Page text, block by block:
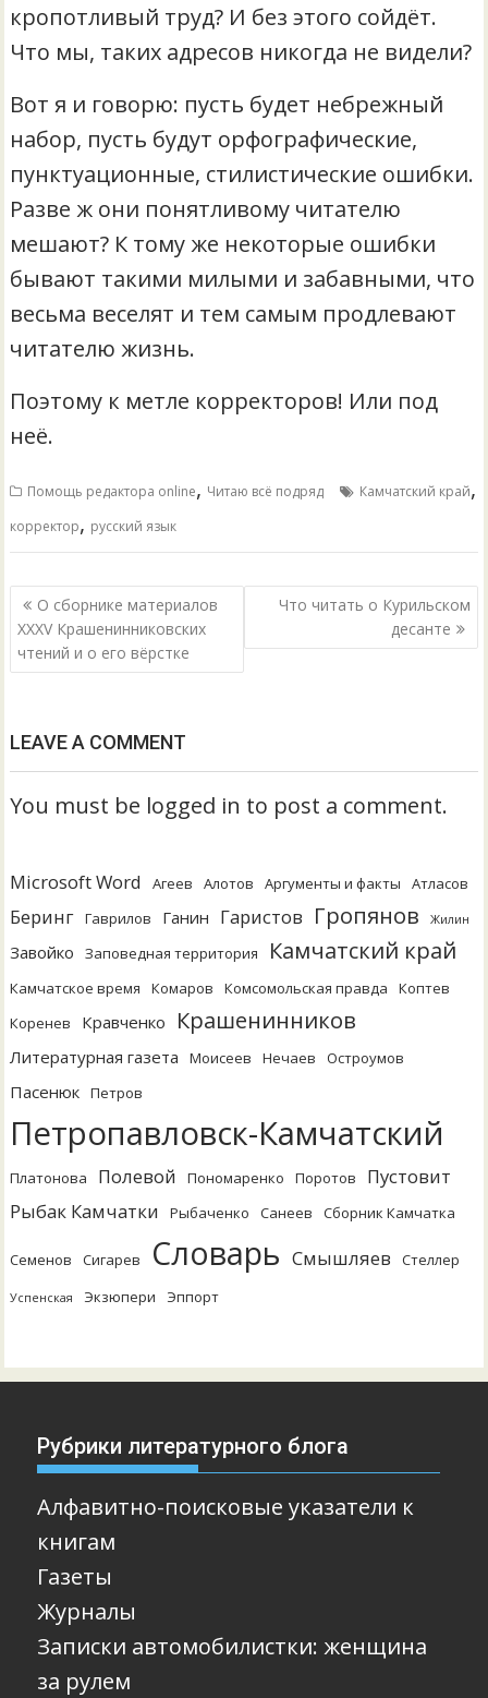
кропотливый труд? И без этого сойдёт.
Что мы, таких адресов никогда не видели?
Вот я и говорю: пусть будет небрежный
набор, пусть будут орфографические,
пунктуационные, стилистические ошибки.
Разве ж они понятливому читателю
мешают? К тому же некоторые ошибки
бывают такими милыми и забавными, что
весьма веселят и тем самым продлевают
читателю жизнь.
Поэтому к метле корректоров! Или под
неё.
Помощь редактора online, Читаю всё подряд Камчатский край,
корректор, русский язык
Навигация
по
записям
О сборнике материалов
XXXV Крашенинниковских
чтений и о его вёрстке
Что читать о Курильском
десанте
LEAVE A COMMENT
You must be logged in to post a comment.
Microsoft Word Агеев Алотов Аргументы и факты Атласов
Беринг Гаврилов Ганин Гаристов Гропянов Жилин
Завойко Заповедная территория Камчатский край
Камчатское время Комаров Комсомольская правда
Коптев
Коренев
Кравченко Крашенинников
Литературная газета Моисеев Нечаев Остроумов
Пасенюк Петров
Петропавловск-Камчатский
Платонова Полевой Пономаренко Поротов
Пустовит
Рыбак Камчатки
Рыбаченко Санеев Сборник Камчатка
Семенов Сигарев Словарь Смышляев Стеллер
Успенская Экзюпери Эппорт
Рубрики литературного блога
Алфавитно-поисковые указатели к
книгам
Газеты
Журналы
Записки автомобилистки: женщина
за рулем